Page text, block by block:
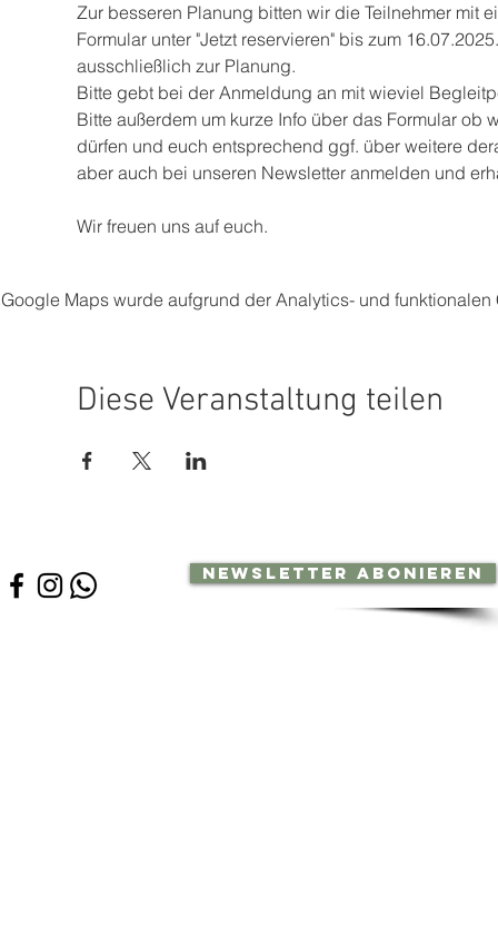
Zur besseren Planung bitten wir die Teilnehmer mit
Formular unter "Jetzt reservieren" bis zum
ausschließlich zur Planung.
Bitte gebt bei der Anmeldung an mit wieviel
Bitte außerdem um kurze Info über das Formular
dürfen und euch entsprechend ggf. über weitere
aber auch bei unseren Newsletter anmelden und
Wir freuen uns auf euch.
Google Maps wurde aufgrund der Analytics- und
Diese Veranstaltung teilen
Newsletter abonieren